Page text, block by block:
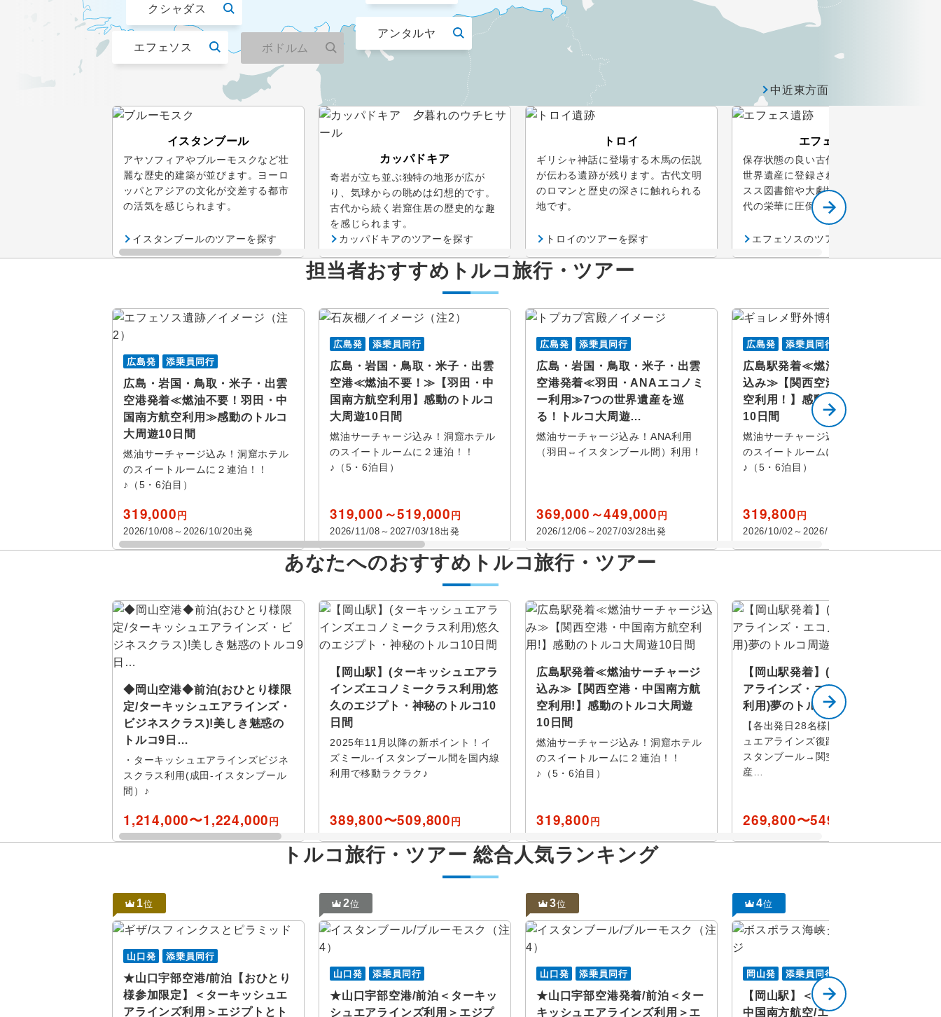
東北
北陸
東海
中国
中国すべて
鳥取 米子 島根
岩国
九州・沖縄
設定する
トルコすべて
パムッカレ コンヤ クシャダス
チャナッカレ アイワルク ベルガマ
キャフタ
トロイ ボアズカレ アンタルヤ
サフランボル エイドレミット シワス
トラブゾン クサントス ボドルム
設定する
この月をすべて選択
年月
土
この月をすべて選択
年月
日
設定する
家族旅行 卒業旅行 ハネムーン
1名参加可能 おひとり様参加限定
乗り物
観光列車 クルーズ旅行
レンタカー付き
プールあり ホテル日本語スタッフ 往復送迎付き
世界遺産
寺社・札所めぐり 音楽・コンサート 祭り・ショー
イルミネーション
花 / 自然
島めぐり 紅葉 ビーチ・リゾート
設定する
プレミアムエコノミー
ファースト
設定する
クリスタルハート
フレンドツアー
ロイヤルコレクション
設定する
1名催行
設定する
エフェソス
クシャダス
ボドルム
アンタルヤ
中近東方面
イスタンブール
アヤソフィアやブルーモスクなど壮
麗な歴史的建築が並びます。ヨーロ
ッパとアジアの文化が交差する都市
の活気を感じられます。
イスタンブールのツアーを探す
カッパドキア
奇岩が立ち並ぶ独特の地形が広が
り、気球からの眺めは幻想的です。
古代から続く岩窟住居の歴史的な趣
を感じられます。
カッパドキアのツアーを探す
トロイ
ギリシャ神話に登場する木馬の伝説
が伝わる遺跡が残ります。古代文明
のロマンと歴史の深さに触れられる
地です。
トロイのツアーを探す
エフェソス
保存状態の良い古代都市遺跡として
世界遺産に登録されています。ケル
スス図書館や大劇場など、ローマ時
代の栄華に圧倒されます。
エフェソスのツアーを探す
担当者おすすめトルコ旅行・ツアー
広島発 添乗員同行
広島・岩国・鳥取・米子・出雲
空港発着≪燃油不要！羽田・中
国南方航空利用≫感動のトルコ
大周遊10日間
燃油サーチャージ込み！洞窟ホテル
のスイートルームに２連泊！！
♪（5・6泊目）
319,000円
2026/10/08～2026/10/20出発
広島発 添乗員同行
広島・岩国・鳥取・米子・出雲
空港≪燃油不要！≫【羽田・中
国南方航空利用】感動のトルコ
大周遊10日間
燃油サーチャージ込み！洞窟ホテル
のスイートルームに２連泊！！
♪（5・6泊目）
319,000～519,000円
2026/11/08～2027/03/18出発
広島発 添乗員同行
広島・岩国・鳥取・米子・出雲
空港発着≪羽田・ANAエコノミ
ー利用≫7つの世界遺産を巡
る！トルコ大周遊…
燃油サーチャージ込み！ANA利用
（羽田⇔イスタンブール間）利用！
369,000～449,000円
2026/12/06～2027/03/28出発
広島発 添乗員同行
広島駅発着≪燃油サーチャージ
込み≫【関西空港・中国南方航
空利用！】感動のトルコ大周遊
10日間
燃油サーチャージ込み！洞窟ホテル
のスイートルームに２連泊！！
♪（5・6泊目）
319,800円
2026/10/02～2026/11/12出発
あなたへのおすすめトルコ旅行・ツアー
◆岡山空港◆前泊(おひとり様限
定/ターキッシュエアラインズ・
ビジネスクラス)!美しき魅惑の
トルコ9日…
・ターキッシュエアラインズビジネ
スクラス利用(成田-イスタンブール
間）♪
1,214,000〜1,224,000円
【岡山駅】(ターキッシュエアラ
インズエコノミークラス利用)悠
久のエジプト・神秘のトルコ10
日間
2025年11月以降の新ポイント！イ
ズミール-イスタンブール間を国内線
利用で移動ラクラク♪
389,800〜509,800円
広島駅発着≪燃油サーチャージ
込み≫【関西空港・中国南方航
空利用!】感動のトルコ大周遊
10日間
燃油サーチャージ込み！洞窟ホテル
のスイートルームに２連泊！！
♪（5・6泊目）
319,800円
【岡山駅発着】(ターキッシュエ
アラインズ・エコノミークラス
利用)夢のトルコ周遊8日間
【各出発日28名様限定】ターキッシ
ュエアラインズ復路直行便利用（イ
スタンブール→関空）4つの世界遺
産…
269,800〜549,800
トルコ旅行・ツアー 総合人気ランキング
1位
山口発 添乗員同行
★山口宇部空港/前泊【おひとり
様参加限定】＜ターキッシュエ
アラインズ利用＞エジプトとト
2位
山口発 添乗員同行
★山口宇部空港/前泊＜ターキッ
シュエアラインズ利用＞エジプ
3位
山口発 添乗員同行
★山口宇部空港発着/前泊＜ター
キッシュエアラインズ利用＞エ
4位
岡山発 添乗員同行
【岡山駅】＜燃油サーチャジ込/
中国南方航空/エコノミークラス